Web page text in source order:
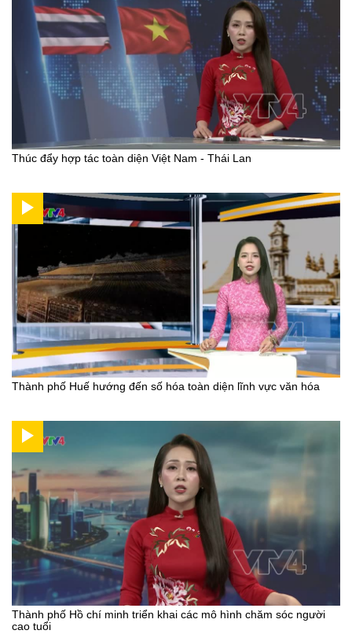
Thúc đẩy hợp tác toàn diện Việt Nam - Thái Lan
Thành phố Huế hướng đến số hóa toàn diện lĩnh vực văn hóa
Thành phố Hồ chí minh triển khai các mô hình chăm sóc người
cao tuổi